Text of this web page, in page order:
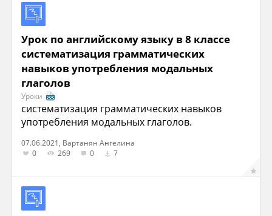
Урок по английскому языку в 8 классе
систематизация грамматических
навыков употребления модальных
глаголов
Уроки
систематизация грамматических навыков
употребления модальных глаголов.
07.06.2021, Вартанян Ангелина
0
269 0 7